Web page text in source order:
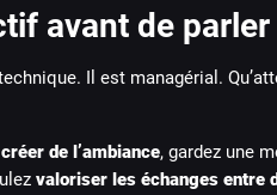
avant de
Il est managérial.
créer de l’ambiance, gardez une
valoriser les échanges entre